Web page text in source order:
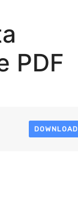
PDF
DOWNLOAD